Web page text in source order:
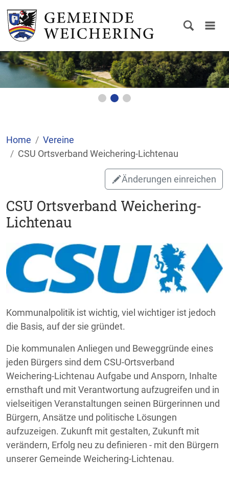
Home
Vereine
CSU Ortsverband Weichering-Lichtenau
Änderungen einreichen
CSU Ortsverband Weichering-
Lichtenau
Kommunalpolitik ist wichtig, viel wichtiger ist jedoch
die Basis, auf der sie gründet.
Die kommunalen Anliegen und Beweggründe eines
jeden Bürgers sind dem CSU-Ortsverband
Weichering-Lichtenau Aufgabe und Ansporn, Inhalte
ernsthaft und mit Verantwortung aufzugreifen und in
vielseitigen Veranstaltungen seinen Bürgerinnen und
Bürgern, Ansätze und politische Lösungen
aufzuzeigen. Zukunft mit gestalten, Zukunft mit
verändern, Erfolg neu zu definieren - mit den Bürgern
unserer Gemeinde Weichering-Lichtenau.